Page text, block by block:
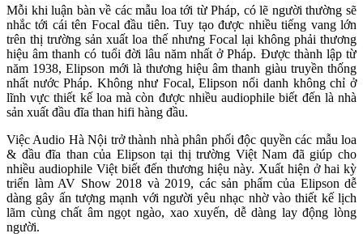
Mỗi khi luận bàn về các mẫu loa tới từ Pháp, có lẽ người thường sẽ
nhắc tới cái tên Focal đầu tiên. Tuy tạo được nhiều tiếng vang lớn
trên thị trường sản xuất loa thế nhưng Focal lại không phải thương
hiệu âm thanh có tuổi đời lâu năm nhất ở Pháp. Được thành lập từ
năm 1938, Elipson mới là thương hiệu âm thanh giàu truyền thống
nhất nước Pháp. Không như Focal, Elipson nổi danh không chỉ ở
lĩnh vực thiết kế loa mà còn được nhiều audiophile biết đến là nhà
sản xuất đầu đĩa than hifi hàng đầu.
Việc Audio Hà Nội trở thành nhà phân phối độc quyền các mẫu loa
& đầu đĩa than của Elipson tại thị trường Việt Nam đã giúp cho
nhiều audiophile Việt biết đến thương hiệu này. Xuất hiện ở hai kỳ
triển làm AV Show 2018 và 2019, các sản phẩm của Elipson dễ
dàng gây ấn tượng mạnh với người yêu nhạc nhờ vào thiết kế lịch
lãm cùng chất âm ngọt ngào, xao xuyến, dễ dàng lay động lòng
người.